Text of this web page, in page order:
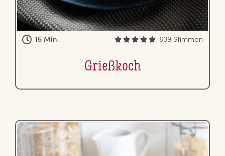
15 Min. 639 Stimmen
Grießkoch